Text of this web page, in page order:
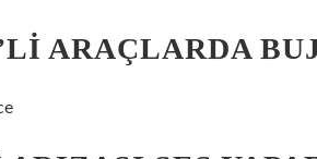
ARAÇLARDA